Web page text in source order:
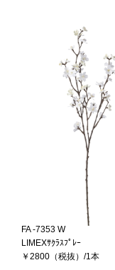
FA -7353 W
LIMEXｻｸﾗｽﾌﾟﾚｰ
￥2800（税抜）/1本